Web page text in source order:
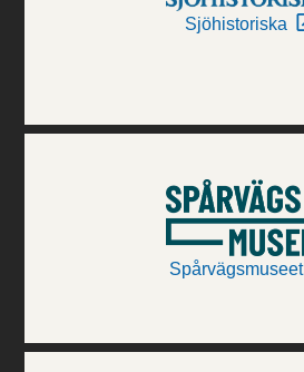
Sjöhistoriska
Spårvägsmuseet